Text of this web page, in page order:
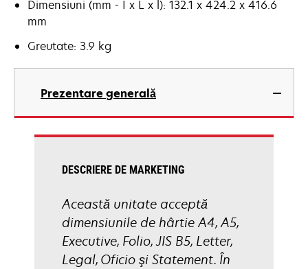
Dimensiuni (mm - Î x L x l): 132.1 x 424.2 x 416.6
mm
Greutate: 3.9 kg
Prezentare generală
DESCRIERE DE MARKETING
Această unitate acceptă
dimensiunile de hârtie A4, A5,
Executive, Folio, JIS B5, Letter,
Legal, Oficio şi Statement. În